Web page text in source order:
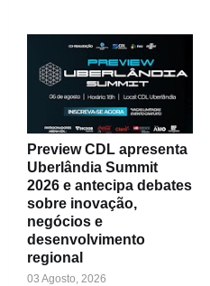
Preview CDL apresenta
Uberlândia Summit
2026 e antecipa debates
sobre inovação,
negócios e
desenvolvimento
regional
03 Agosto, 2026